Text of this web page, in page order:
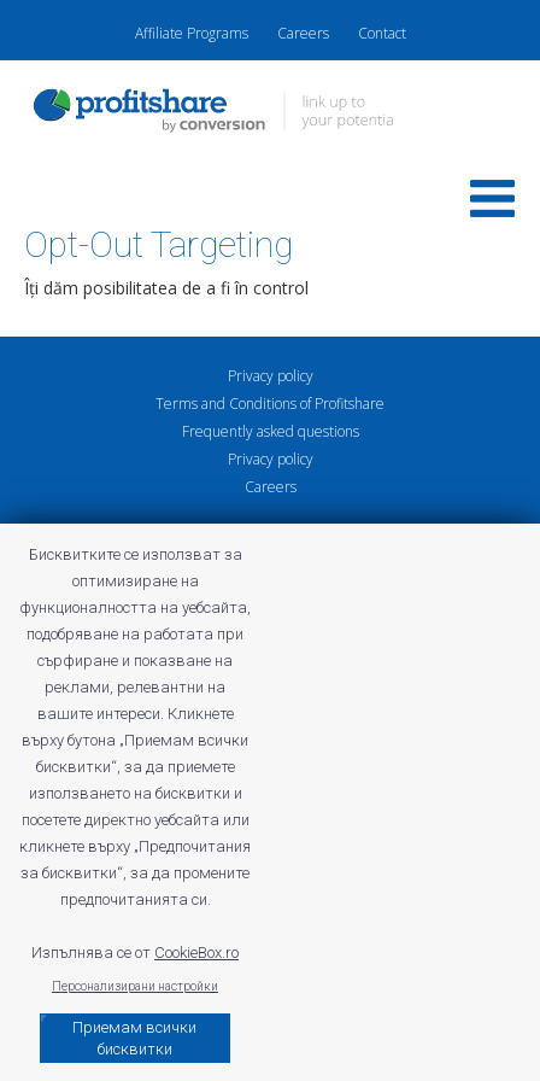
Affiliate Programs Careers Contact
Opt-Out Targeting
Îți dăm posibilitatea de a fi în control
Privacy policy
Terms and Conditions of Profitshare
Frequently asked questions
Privacy policy
Careers
profitshare.ro
profitshare.bg
© 2026Conversion Marketing SRL
Reg.Com.: J2022005955239
Operator of personal data no. 28184
Бисквитките се използват за
оптимизиране на
функционалността на уебсайта,
подобряване на работата при
сърфиране и показване на
реклами, релевантни на
вашите интереси. Кликнете
върху бутона „Приемам всички
бисквитки“, за да приемете
използването на бисквитки и
посетете директно уебсайта или
кликнете върху „Предпочитания
за бисквитки“, за да промените
предпочитанията си.
Изпълнява се от CookieBox.ro
Персонализирани настройки
Приемам всички
бисквитки